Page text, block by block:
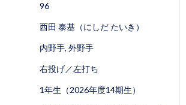
96
西田 泰基（にしだ たいき）
内野手, 外野手
右投げ／左打ち
1年生（2026年度14期生）